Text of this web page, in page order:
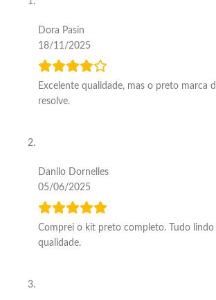
Dora Pasin
18/11/2025
Excelente qualidade, mas o preto marca
resolve.
Danilo Dornelles
05/06/2025
Comprei o kit preto completo. Tudo lindo
qualidade.